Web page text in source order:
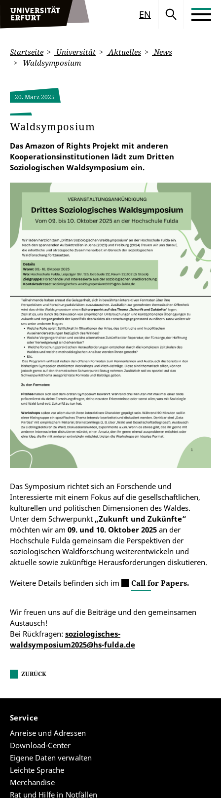
EN
Startseite Universität Aktuelles
News
Waldsymposium
20. März 2025
Waldsymposium
Das Amazon of Rights Projekt mit anderen
Kooperationsinstitutionen lädt zum Dritten
Soziologischen Waldsymposium ein.
Das Symposium richtet sich an Forschende und
Interessierte mit einem Fokus auf die gesellschaftlichen,
kulturellen und politischen Dimensionen des Waldes.
Unter dem Schwerpunkt „Zukunft und Zukünfte“
möchten wir am 09. und 10. Oktober 2025 an der
Hochschule Fulda gemeinsam die Perspektiven der
soziologischen Waldforschung weiterentwickeln und
aktuelle sowie zukünftige Herausforderungen diskutieren.
Weitere Details befinden sich im Call for Papers.
Wir freuen uns auf die Beiträge und den gemeinsamen
Austausch!
Bei Rückfragen: soziologisches-
waldsymposium2025@hs-fulda.de
ZURÜCK
Service
Anreise und Adressen
Download-Center
Eigene Daten verwalten
Leichte Sprache
Merchandise
Rat und Hilfe in Notfällen